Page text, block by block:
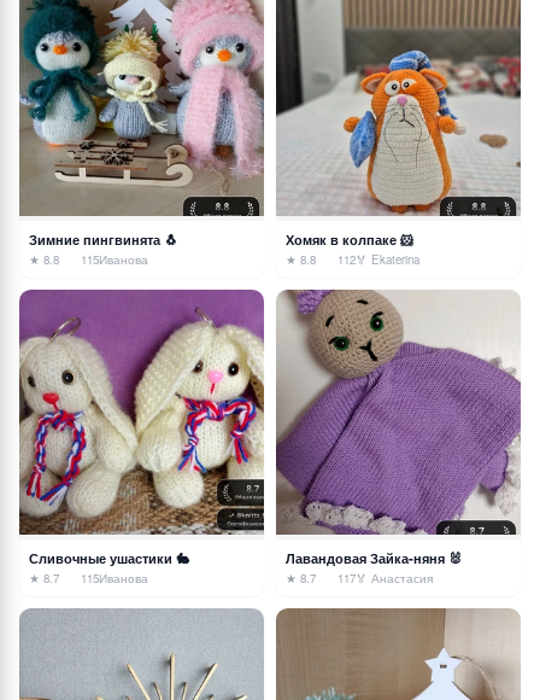
Зимние пингвинята 🐧
★ 8.8 115Иванова
Хомяк в колпаке 🐹
★ 8.8 112🏅 Ekaterina
Сливочные ушастики 🐇
★ 8.7 115Иванова
Лавандовая Зайка-няня 🐰
★ 8.7 117🏅 Анастасия